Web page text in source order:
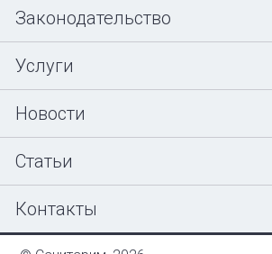
Законодательство
Услуги
Новости
Статьи
Контакты